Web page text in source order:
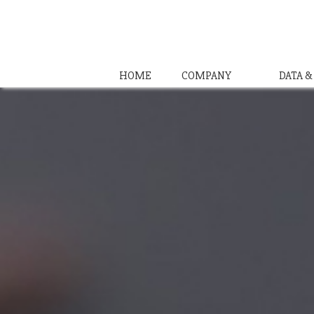
HOME COMPANY DATA